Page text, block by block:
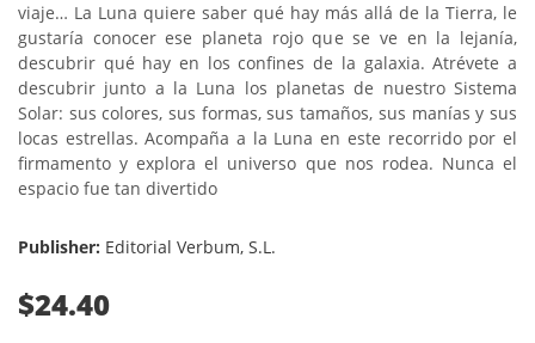
viaje… La Luna quiere saber qué hay más allá de la Tierra, le
gustaría conocer ese planeta rojo que se ve en la lejanía,
descubrir qué hay en los confines de la galaxia. Atrévete a
descubrir junto a la Luna los planetas de nuestro Sistema
Solar: sus colores, sus formas, sus tamaños, sus manías y sus
locas estrellas. Acompaña a la Luna en este recorrido por el
firmamento y explora el universo que nos rodea. Nunca el
espacio fue tan divertido
Publisher: Editorial Verbum, S.L.
$24.40